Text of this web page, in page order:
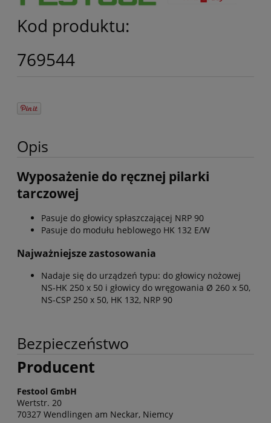
Kod produktu:
769544
Opis
Wyposażenie do ręcznej pilarki
tarczowej
Pasuje do głowicy spłaszczającej NRP 90
Pasuje do modułu heblowego HK 132 E/W
Najważniejsze zastosowania
Nadaje się do urządzeń typu: do głowicy nożowej
NS-HK 250 x 50 i głowicy do wręgowania Ø 260 x 50,
NS-CSP 250 x 50, HK 132, NRP 90
Bezpieczeństwo
Producent
Festool GmbH
Wertstr. 20
70327 Wendlingen am Neckar, Niemcy